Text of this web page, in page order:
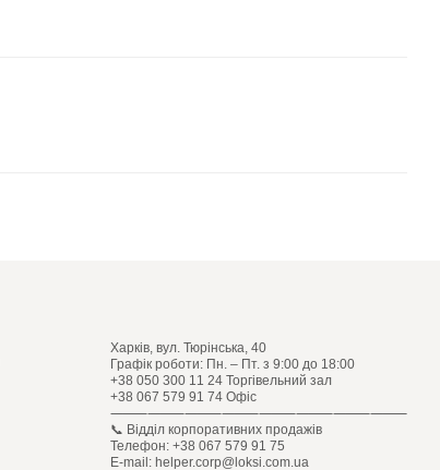
Харків, вул. Тюрінська, 40
Графік роботи: Пн. – Пт. з 9:00 до 18:00
+38 050 300 11 24 Торгівельний зал
+38 067 579 91 74 Офіс
⸻⸻⸻⸻⸻⸻⸻⸻
📞 Відділ корпоративних продажів
Телефон: +38 067 579 91 75
E-mail: helper.corp@loksi.com.ua